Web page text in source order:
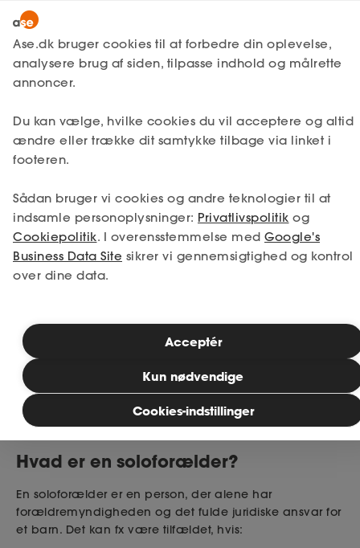
Ase Selvstændig
Lønmodtager
Fagforening
Lønsikring
Få svar
Medlemsfordele
Selvstændig
Inspiration
Bliv medlem
MitAse
Ase Selvstændig
Dokumenter.dk
Lønmodtager Få svar Barsel
Barsel som solomor eller
solofar
Som soloforælder har du samme
rettigheder til barsel som andre forældre,
men din situation kan kræve særlige
overvejelser. Du kan blandt andet
overdrage dele af orloven til nærtstående
når du er barnets eneste juridiske forælder.
Publiceret: 10. april 2026
Hvad er en soloforælder?
En soloforælder er en person, der alene har
forældremyndigheden og det fulde juridiske ansvar for
et barn. Det kan fx være tilfældet, hvis:
Ase.dk bruger cookies til at forbedre din oplevelse,
analysere brug af siden, tilpasse indhold og målrette
annoncer.
Du kan vælge, hvilke cookies du vil acceptere og altid
ændre eller trække dit samtykke tilbage via linket i
footeren.
Sådan bruger vi cookies og andre teknologier til at
indsamle personoplysninger: Privatlivspolitik og
Cookiepolitik. I overensstemmelse med Google's
Business Data Site sikrer vi gennemsigtighed og kontrol
over dine data.
Cookies-indstillinger
Kun nødvendige
Acceptér